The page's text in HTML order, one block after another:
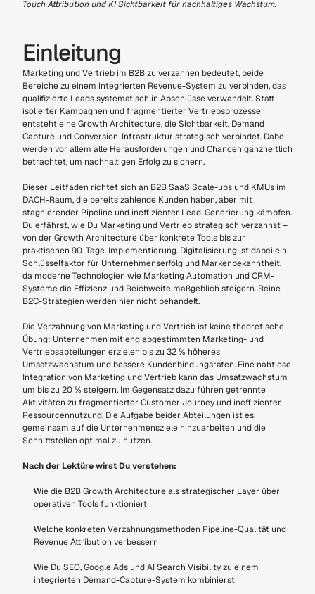
Touch Attribution und KI Sichtbarkeit für nachhaltiges Wachstum.
Einleitung
Marketing und Vertrieb im B2B zu verzahnen bedeutet, beide
Bereiche zu einem integrierten Revenue-System zu verbinden, das
qualifizierte Leads systematisch in Abschlüsse verwandelt. Statt
isolierter Kampagnen und fragmentierter Vertriebsprozesse
entsteht eine Growth Architecture, die Sichtbarkeit, Demand
Capture und Conversion-Infrastruktur strategisch verbindet. Dabei
werden vor allem alle Herausforderungen und Chancen ganzheitlich
betrachtet, um nachhaltigen Erfolg zu sichern.
Dieser Leitfaden richtet sich an B2B SaaS Scale-ups und KMUs im
DACH-Raum, die bereits zahlende Kunden haben, aber mit
stagnierender Pipeline und ineffizienter Lead-Generierung kämpfen.
Du erfährst, wie Du Marketing und Vertrieb strategisch verzahnst –
von der Growth Architecture über konkrete Tools bis zur
praktischen 90-Tage-Implementierung. Digitalisierung ist dabei ein
Schlüsselfaktor für Unternehmenserfolg und Markenbekanntheit,
da moderne Technologien wie Marketing Automation und CRM-
Systeme die Effizienz und Reichweite maßgeblich steigern. Reine
B2C-Strategien werden hier nicht behandelt.
Die Verzahnung von Marketing und Vertrieb ist keine theoretische
Übung: Unternehmen mit eng abgestimmten Marketing- und
Vertriebsabteilungen erzielen bis zu 32 % höheres
Umsatzwachstum und bessere Kundenbindungsraten. Eine nahtlose
Integration von Marketing und Vertrieb kann das Umsatzwachstum
um bis zu 20 % steigern. Im Gegensatz dazu führen getrennte
Aktivitäten zu fragmentierter Customer Journey und ineffizienter
Ressourcennutzung. Die Aufgabe beider Abteilungen ist es,
gemeinsam auf die Unternehmensziele hinzuarbeiten und die
Schnittstellen optimal zu nutzen.
Nach der Lektüre wirst Du verstehen:
Wie die B2B Growth Architecture als strategischer Layer über
operativen Tools funktioniert
Welche konkreten Verzahnungsmethoden Pipeline-Qualität und
Revenue Attribution verbessern
Wie Du SEO, Google Ads und AI Search Visibility zu einem
integrierten Demand-Capture-System kombinierst